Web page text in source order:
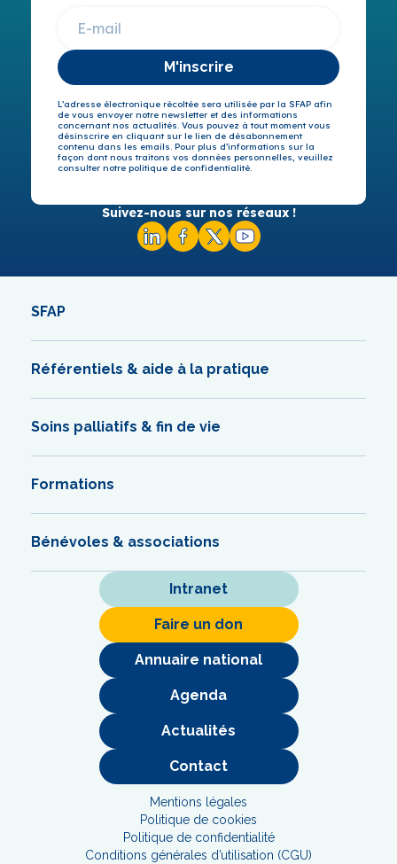
M'inscrire
L’adresse électronique récoltée sera utilisée par la SFAP afin
de vous envoyer notre newsletter et des informations
concernant nos actualités. Vous pouvez à tout moment vous
désinscrire en cliquant sur le lien de désabonnement
contenu dans les emails. Pour plus d’informations sur la
façon dont nous traitons vos données personnelles, veuillez
consulter notre politique de confidentialité.
Suivez-nous sur nos réseaux !
SFAP
Référentiels & aide à la pratique
Soins palliatifs & fin de vie
Formations
Bénévoles & associations
Intranet
Faire un don
Annuaire national
Agenda
Actualités
Contact
Mentions légales
Politique de cookies
Politique de confidentialité
Conditions générales d’utilisation (CGU)